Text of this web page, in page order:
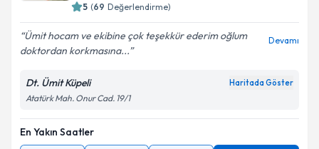
5 (69 Değerlendirme)
Ümit hocam ve ekibine çok teşekkür ederim oğlum
doktordan korkmasına...
Devamı
Dt. Ümit Küpeli Haritada Göster
Atatürk Mah. Onur Cad. 19/1
En Yakın Saatler